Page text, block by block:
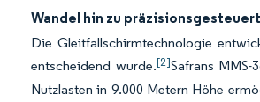
Wandel hin zu
Die Gleitfallschirmtechnologie
entscheidend wurde.[2]Safrans
Nutzlasten in 9.000 Metern Höhe